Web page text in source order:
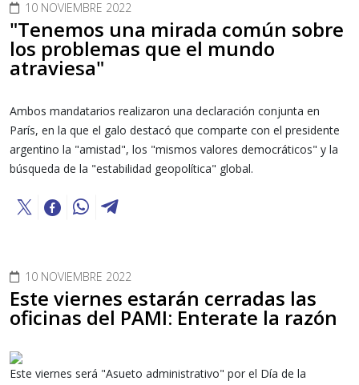
10 NOVIEMBRE 2022
"Tenemos una mirada común sobre
los problemas que el mundo
atraviesa"
Ambos mandatarios realizaron una declaración conjunta en
París, en la que el galo destacó que comparte con el presidente
argentino la "amistad", los "mismos valores democráticos" y la
búsqueda de la "estabilidad geopolítica" global.
10 NOVIEMBRE 2022
Este viernes estarán cerradas las
oficinas del PAMI: Enterate la razón
Este viernes será "Asueto administrativo" por el Día de la